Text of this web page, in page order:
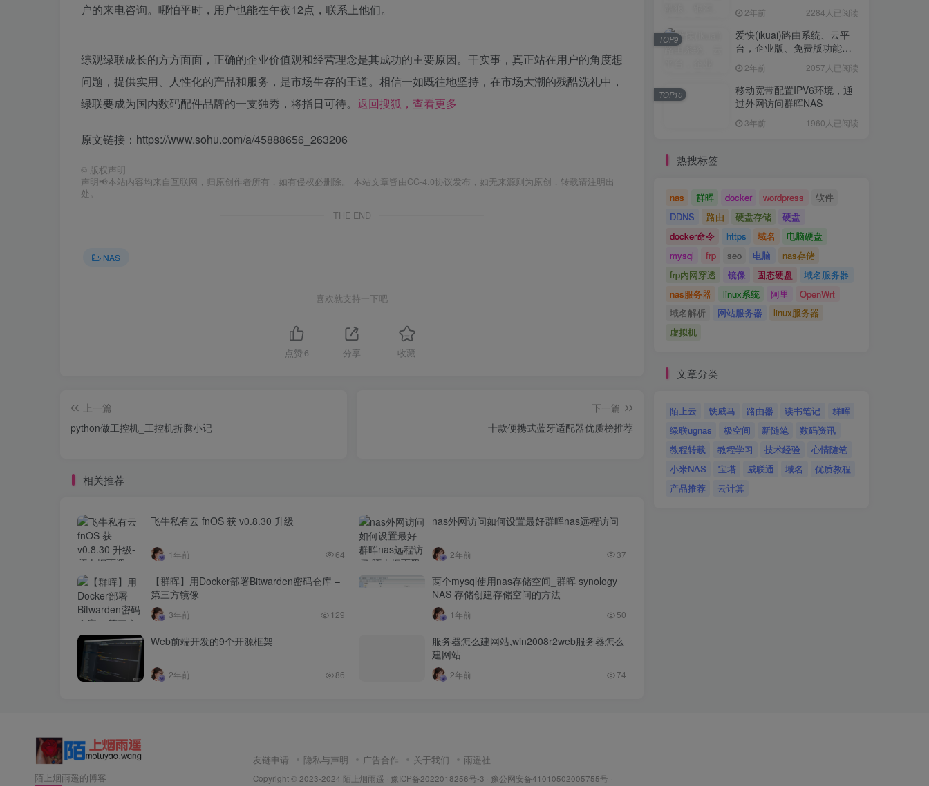
户的来电咨询。哪怕平时，用户也能在午夜12点，联系上他们。
综观绿联成长的方方面面，正确的企业价值观和经营理念是其成功的主要原因。干实事，真正站在用户的角度想
问题，提供实用、人性化的产品和服务，是市场生存的王道。相信一如既往地坚持，在市场大潮的残酷洗礼中，
绿联要成为国内数码配件品牌的一支独秀，将指日可待。 返回搜狐，查看更多
原文链接：https://www.sohu.com/a/45888656_263206
© 版权声明
声明📢本站内容均来自互联网，归原创作者所有，如有侵权必删除。 本站文章皆由CC-4.0协议发布，如无来源则为原创，转载请注明出
处。
THE END
NAS
喜欢就支持一下吧
点赞 6 分享 收藏
上一篇
python做工控机_工控机折腾小记
下一篇
十款便携式蓝牙适配器优质榜推荐
相关推荐
飞牛私有云 fnOS 获 v0.8.30 升级
1年前 64
nas外网访问如何设置最好群晖nas远程访问
2年前 37
【群晖】用Docker部署Bitwarden密码仓库 –
第三方镜像
3年前 129
两个mysql使用nas存储空间_群晖 synology
NAS 存储创建存储空间的方法
1年前 50
Web前端开发的9个开源框架
2年前 86
服务器怎么建网站,win2008r2web服务器怎么
建网站
2年前 74
2年前 2284人已阅读
爱快(ikuai)路由系统、云平
台，企业版、免费版功能对
2年前 2057人已阅读
TOP9
移动宽带配置IPV6环境，通
过外网访问群晖NAS
3年前 1960人已阅读
TOP10
热搜标签
nas 群晖 docker wordpress
软件
DDNS
路由 硬盘存储
硬盘
docker命令
https 域名
电脑硬盘
mysql
frp seo 电脑
nas存储
frp内网穿透
镜像 固态硬盘
域名服务器
nas服务器
linux系统 阿里
OpenWrt
域名解析
网站服务器
linux服务器
虚拟机
文章分类
陌上云 铁威马 路由器 读书笔记
群晖
绿联ugnas
极空间 新随笔
数码资讯
教程转载
教程学习 技术经验
心情随笔
小米NAS
宝塔 威联通 域名
优质教程
产品推荐
云计算
陌上烟雨遥的博客
友链申请 隐私与声明 广告合作 关于我们 雨遥社
Copyright © 2023-2024 陌上烟雨遥 · 豫ICP备2022018256号-3 · 豫公网安备41010502005755号 ·